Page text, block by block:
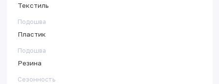
Текстиль
Подошва
Пластик
Подошва
Резина
Сезонность